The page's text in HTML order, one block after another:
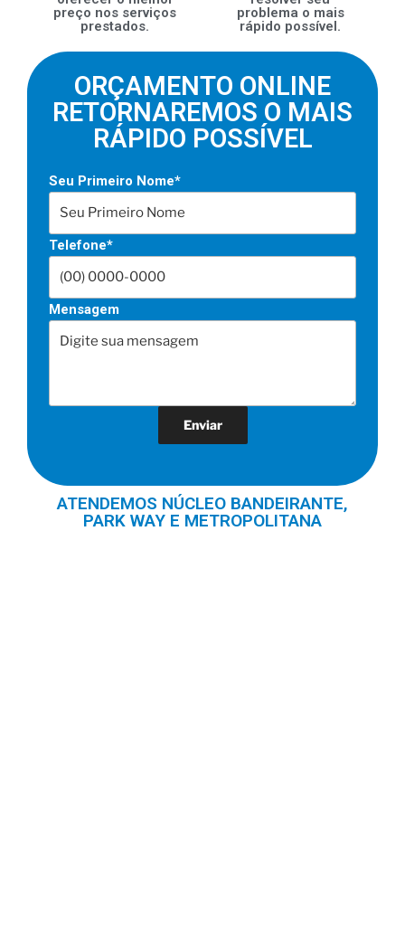
preço nos serviços
prestados.
problema o mais
rápido possível.
ORÇAMENTO ONLINE
RETORNAREMOS O MAIS
RÁPIDO POSSÍVEL
Seu Primeiro Nome*
Telefone*
Mensagem
ATENDEMOS NÚCLEO BANDEIRANTE,
PARK WAY E METROPOLITANA